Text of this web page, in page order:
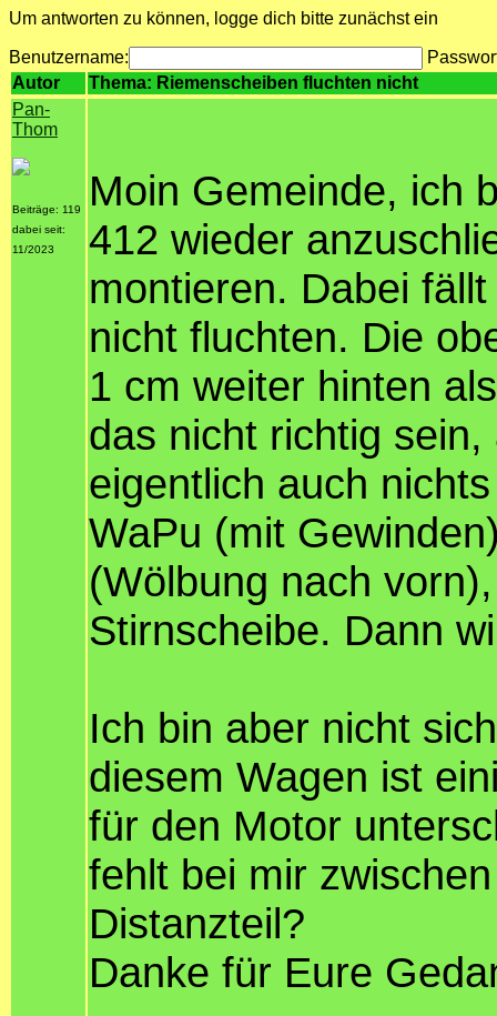
Um antworten zu können, logge dich bitte zunächst ein
Benutzername:
Autor
Thema: Riemenscheiben fluchten nicht
Pan-
Thom
Beiträge: 119
dabei seit:
11/2023
Moin Gemeinde, ich
412 wieder
montieren. Dabei
nicht fluchten. Die
1 cm weiter hinten
das nicht richtig
eigentlich auch
WaPu (mit
(Wölbung nach
Stirnscheibe. Dann
Ich bin aber nicht
diesem Wagen ist
für den Motor
fehlt bei mir
Distanzteil?
Danke für Eure